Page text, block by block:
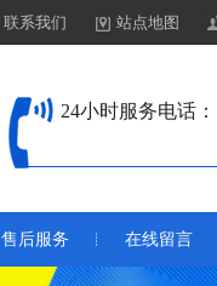
联系我们 站点地图
24小时服务电话：
售后服务 在线留言